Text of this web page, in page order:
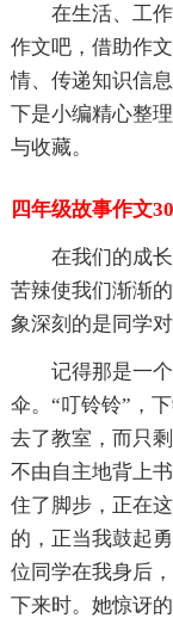
在生活、工
作文吧，借助作
情、传递知识信
下是小编精心整
与收藏。
四年级故事作文
在我们的成
苦辣使我们渐渐
象深刻的是同学对
记得那是一
伞。“叮铃铃”，
去了教室，而只
不由自主地背上
住了脚步，正在
的，正当我鼓起
位同学在我身后
下来时。她惊讶